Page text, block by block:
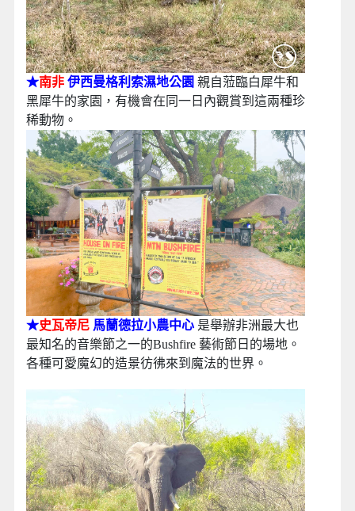
★南非 伊西曼格利索濕地公園 親自蒞臨白犀牛和
黑犀牛的家園，有機會在同一日內觀賞到這兩種珍
稀動物。
★史瓦帝尼 馬蘭德拉小農中心 是舉辦非洲最大也
最知名的音樂節之一的Bushfire 藝術節日的場地。
各種可愛魔幻的造景彷彿來到魔法的世界。